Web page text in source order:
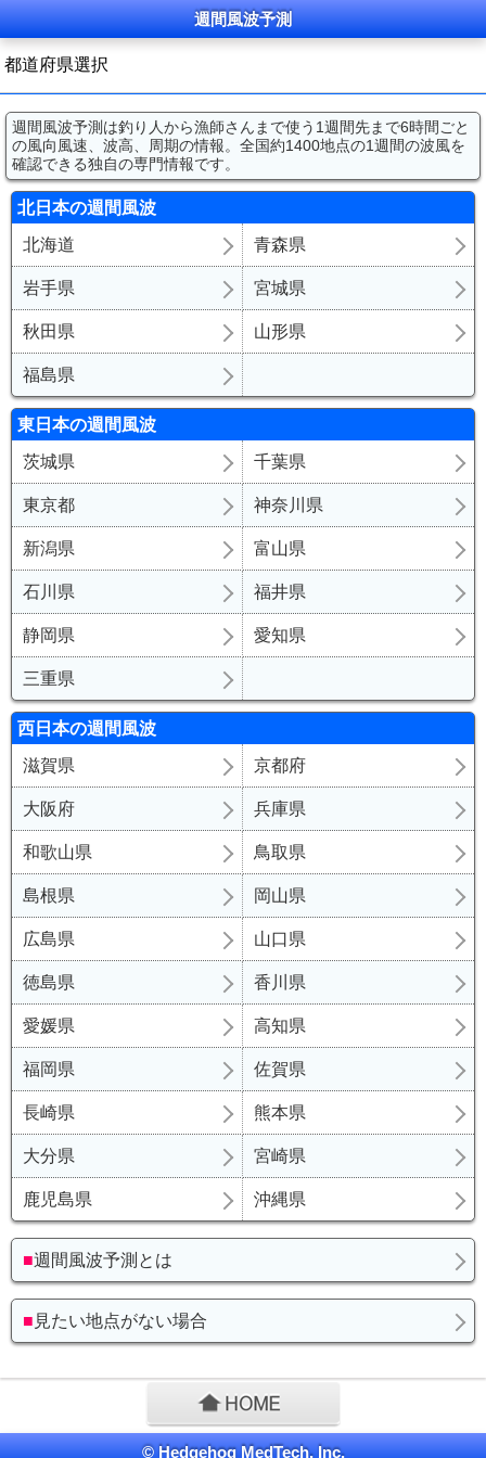
週間風波予測
都道府県選択
週間 風波予測 は釣り人から漁師さんまで使う1週間先まで6時間ごと
の風向風速、波高、周期の情報。全国約1400地点の1週間の波風を
確認できる独自の専門情報です。
北日本の週間風波
北海道
青森県
岩手県 宮城県
秋田県 山形県
福島県
東日本の週間風波
茨城県
千葉県
東京都 神奈川県
新潟県 富山県
石川県 福井県
静岡県 愛知県
三重県
西日本の週間風波
滋賀県
京都府
大阪府 兵庫県
和歌山県 鳥取県
島根県 岡山県
広島県 山口県
徳島県 香川県
愛媛県 高知県
福岡県 佐賀県
長崎県 熊本県
大分県 宮崎県
鹿児島県 沖縄県
■週間風波予測とは
■ 見たい地点がない場合
© Hedgehog MedTech, Inc.